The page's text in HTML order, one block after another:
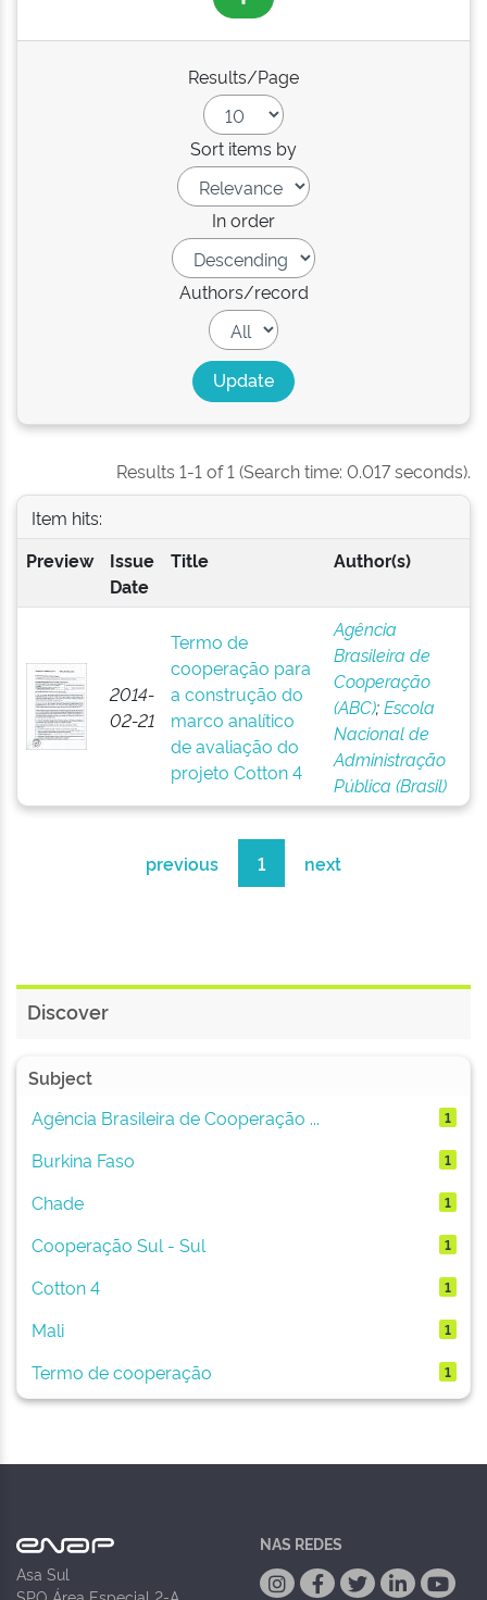
Results/Page
Sort items by
In order
Authors/record
Results 1-1 of 1 (Search time: 0.017 seconds).
Item hits:
Preview
Issue
Date
Title Author(s)
2014-
02-21
Termo de
cooperação para
a construção do
marco analítico
de avaliação do
projeto Cotton 4
Agência
Brasileira de
Cooperação
(ABC);Escola
Nacional de
Administração
Pública (Brasil)
previous 1 next
Discover
Subject
Agência Brasileira de Cooperação ...
1
Burkina Faso 1
Chade 1
Cooperação Sul - Sul 1
Cotton 4 1
Mali 1
Termo de cooperação 1
Asa Sul
NAS REDES